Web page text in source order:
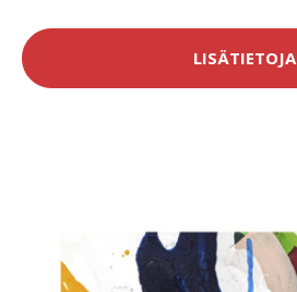
LISÄTIETOJA